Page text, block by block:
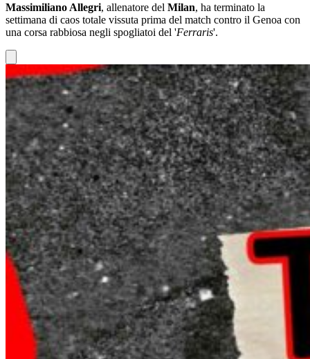
Massimiliano Allegri, allenatore del Milan, ha terminato la
settimana di caos totale vissuta prima del match contro il Genoa con
una corsa rabbiosa negli spogliatoi del 'Ferraris'.